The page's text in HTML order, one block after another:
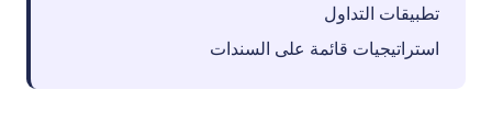
تطبيقات التداول
استراتيجيات قائمة على السندات